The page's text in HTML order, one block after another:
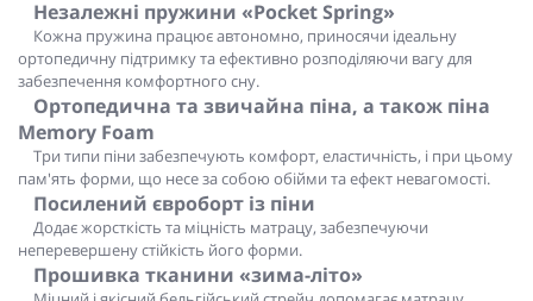
Незалежні пружини «Pocket Spring»
Кожна пружина працює автономно, приносячи ідеальну
ортопедичну підтримку та ефективно розподіляючи вагу для
забезпечення комфортного сну.
Ортопедична та звичайна піна, а також піна
Memory Foam
Три типи піни забезпечують комфорт, еластичність, і при цьому
пам'ять форми, що несе за собою обійми та ефект невагомості.
Посилений євроборт із піни
Додає жорсткість та міцність матрацу, забезпечуючи
неперевершену стійкість його форми.
Прошивка тканини «зима-літо»